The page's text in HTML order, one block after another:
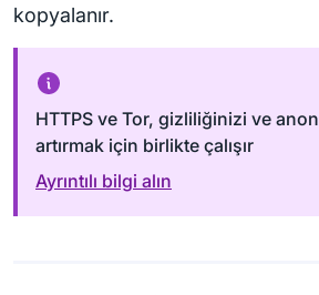
kopyalanır.
HTTPS ve Tor, gizliliğinizi ve
artırmak için birlikte çalışır
Ayrıntılı bilgi alın